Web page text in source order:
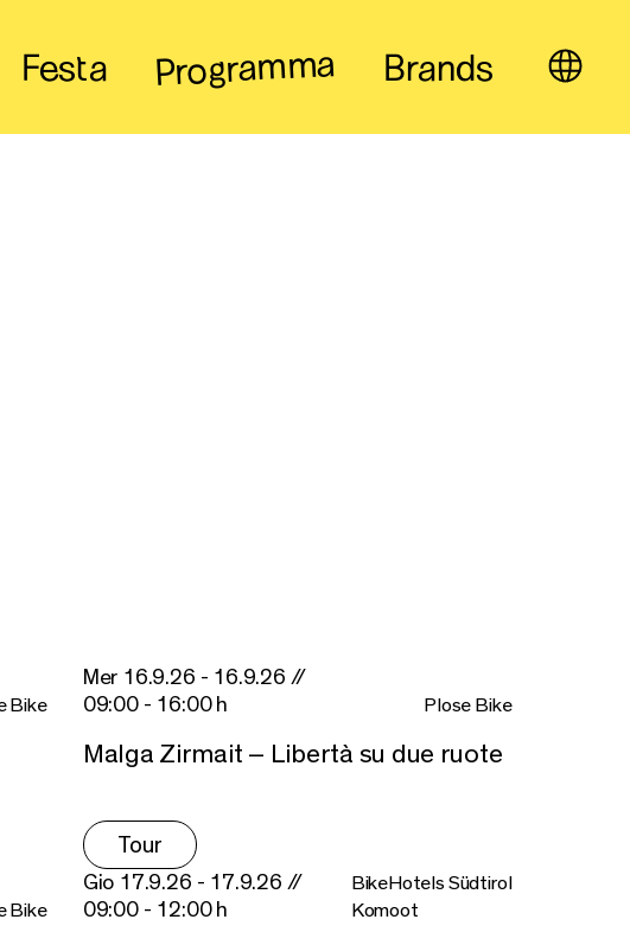
Festa Programma Brands
Bike
Mer 16.9.26 - 16.9.26 //
09:00 - 16:00 h
Plose Bike
Malga Zirmait – Libertà su due ruote
Tour
Bike
Gio 17.9.26 - 17.9.26 //
09:00 - 12:00 h
BikeHotels Südtirol
Komoot